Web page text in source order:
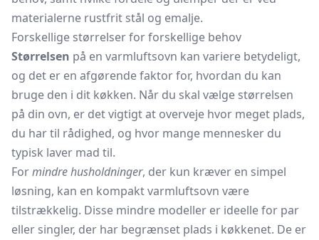
materialerne rustfrit stål og emalje.
Forskellige størrelser for forskellige behov
Størrelsen på en varmluftsovn kan variere betydeligt,
og det er en afgørende faktor for, hvordan du kan
bruge den i dit køkken. Når du skal vælge størrelsen
på din ovn, er det vigtigt at overveje hvor meget plads,
du har til rådighed, og hvor mange mennesker du
typisk laver mad til.
Formindre husholdninger, der kun kræver en simpel
løsning, kan en kompakt varmluftsovn være
tilstrækkelig. Disse mindre modeller er ideelle for par
eller singler, der har begrænset plads i køkkenet. De er